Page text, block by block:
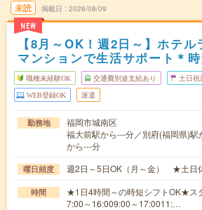
未読
NEW
掲載日 2026/08/09
【8月～OK！週2日～】ホテ
マンションで生活サポート＊
職種未経験OK 交通費別途支給あり 土日祝
WEB登録OK 派遣
勤務地
福岡市城南区
福大前駅から---分／別府(福岡県)
から---分
曜日頻度 週2日～5日OK（月～金） ★土日
時間
★1日4時間～の時短シフトOK★ス
7:00～16:009:00～17:0011:…